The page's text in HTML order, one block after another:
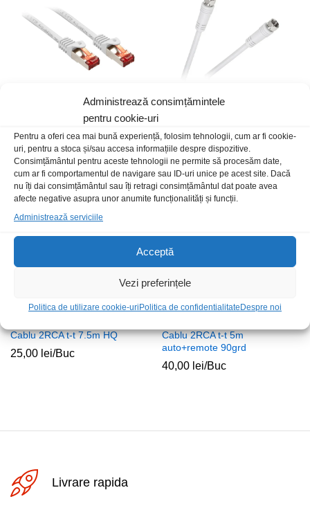
Administrează consimțămintele
pentru cookie-uri
Pentru a oferi cea mai bună experiență, folosim tehnologii, cum ar fi cookie-
uri, pentru a stoca și/sau accesa informațiile despre dispozitive.
Consimțământul pentru aceste tehnologii ne permite să procesăm date,
cum ar fi comportamentul de navigare sau ID-uri unice pe acest site. Dacă
nu îți dai consimțământul sau îți retragi consimțământul dat poate avea
afecte negative asupra unor anumite funcționalități și funcții.
Administrează serviciile
Acceptă
Vezi preferințele
Politica de utilizare cookie-uri Politica de confidentialitate Despre noi
Cablu SFTP mufat 1.5m CAT6
Cupru
17,00lei /Buc
12,00 lei/Buc
Stoc epuizat
Cablu 2RCA t-t 7.5m HQ
25,00 lei/Buc
Cablu 2RCA t-t 5m
auto+remote 90grd
40,00 lei/Buc
Livrare rapida